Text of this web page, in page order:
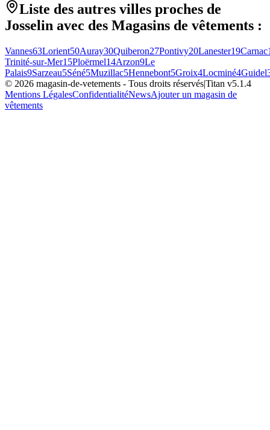
Liste des autres villes proches de
Josselin avec des Magasins de vêtements :
Vannes63Lorient50Auray30Quiberon27Pontivy20Lanester19Carnac
Trinité-sur-Mer15Ploërmel14Arzon9Le
Palais9Sarzeau5Séné5Muzillac5Hennebont5Groix4Locminé4Guidel
© 2026 magasin-de-vetements - Tous droits réservés|Titan v5.1.4
Mentions LégalesConfidentialitéNewsAjouter un magasin de
vêtements